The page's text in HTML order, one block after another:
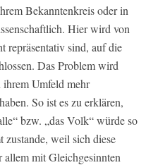
Bekanntenkreis oder in
Hier wird von
repräsentativ sind, auf die
Das Problem wird
Umfeld mehr
So ist es zu erklären,
bzw. „das Volk“ würde so
weil sich diese
allem mit Gleichgesinnten